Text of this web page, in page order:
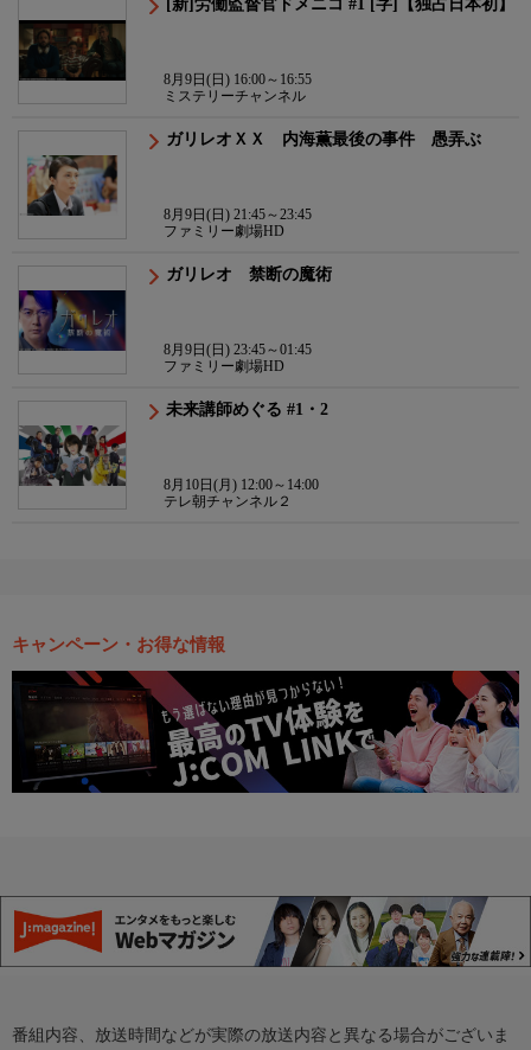
[新]労働監督官ドメニコ #1 [字]【独占日本初】
8月9日(日) 16:00～16:55
ミステリーチャンネル
ガリレオＸＸ 内海薫最後の事件 愚弄ぶ
8月9日(日) 21:45～23:45
ファミリー劇場HD
ガリレオ 禁断の魔術
8月9日(日) 23:45～01:45
ファミリー劇場HD
未来講師めぐる #1・2
8月10日(月) 12:00～14:00
テレ朝チャンネル２
キャンペーン・お得な情報
番組内容、放送時間などが実際の放送内容と異なる場合がございま